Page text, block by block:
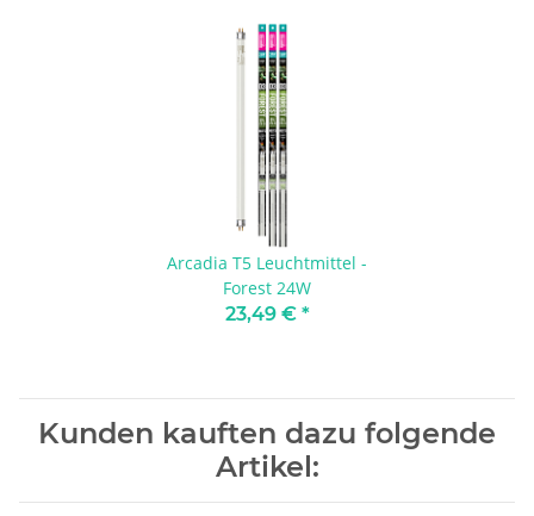
Arcadia T5 Leuchtmittel -
Forest 24W
23,49 € *
Kunden kauften dazu folgende
Artikel: